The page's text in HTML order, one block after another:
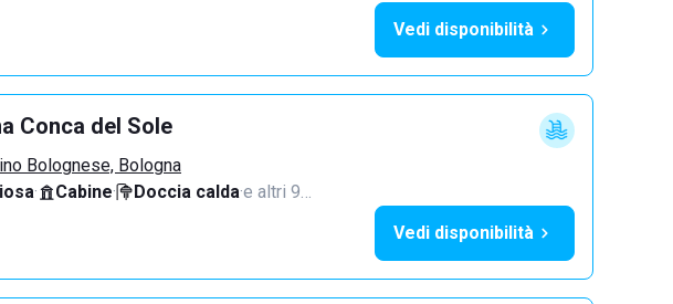
Vedi disponibilità
Conca del Sole
Bolognese, Bologna
· Cabine· Doccia calda·e altri 9…
Vedi disponibilità